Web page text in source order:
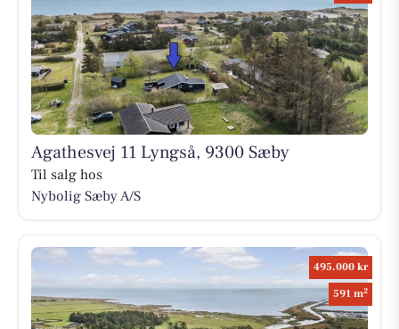
Agathesvej 11 Lyngså, 9300 Sæby
Til salg hos
Nybolig Sæby A/S
495.000 kr
591 m2